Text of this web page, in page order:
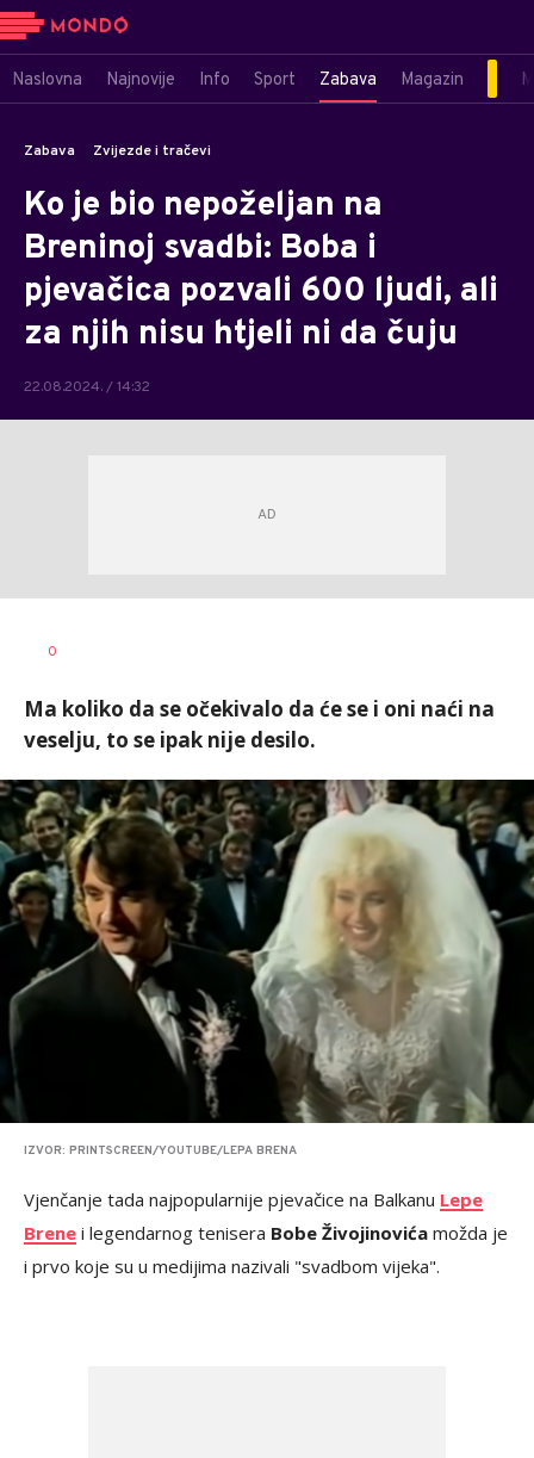
Naslovna Najnovije Info Sport Zabava Magazin
Zabava Zvijezde i tračevi
Ko je bio nepoželjan na
Breninoj svadbi: Boba i
pjevačica pozvali 600 ljudi, ali
za njih nisu htjeli ni da čuju
22.08.2024. / 14:32
AUTOR
0
Ma koliko da se očekivalo da će se i oni naći na
veselju, to se ipak nije desilo.
IZVOR: PRINTSCREEN/YOUTUBE/LEPA BRENA
Vjenčanje tada najpopularnije pjevačice na Balkanu Lepe
Brene i legendarnog tenisera Bobe Živojinovića možda je
i prvo koje su u medijima nazivali "svadbom vijeka".